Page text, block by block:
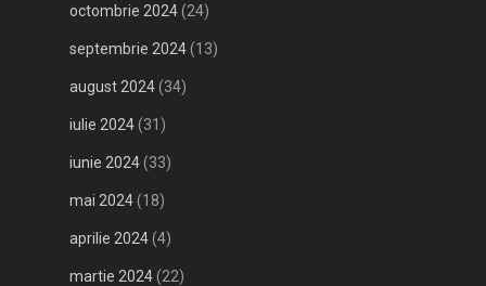
octombrie 2024(24)
septembrie 2024(13)
august 2024(34)
iulie 2024(31)
iunie 2024(33)
mai 2024(18)
aprilie 2024(4)
martie 2024(22)